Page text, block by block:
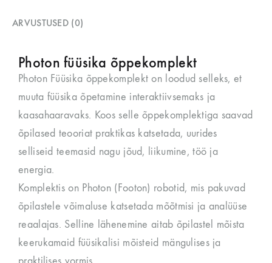
ARVUSTUSED (0)
Photon füüsika õppekomplekt
Photon Füüsika õppekomplekt on loodud selleks, et
muuta füüsika õpetamine interaktiivsemaks ja
kaasahaaravaks. Koos selle õppekomplektiga saavad
õpilased teooriat praktikas katsetada, uurides
selliseid teemasid nagu jõud, liikumine, töö ja
energia.
Komplektis on Photon (Footon) robotid, mis pakuvad
õpilastele võimaluse katsetada mõõtmisi ja analüüse
reaalajas. Selline lähenemine aitab õpilastel mõista
keerukamaid füüsikalisi mõisteid mängulises ja